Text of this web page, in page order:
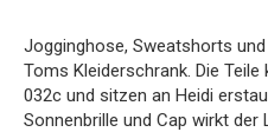
Jogginghose, Sweatshorts
Toms Kleiderschrank. Die
032c und sitzen an Heidi
Sonnenbrille und Cap wirkt